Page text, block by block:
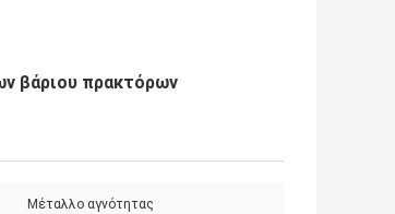
βάριου πρακτόρων
Μέταλλο αγνότητας